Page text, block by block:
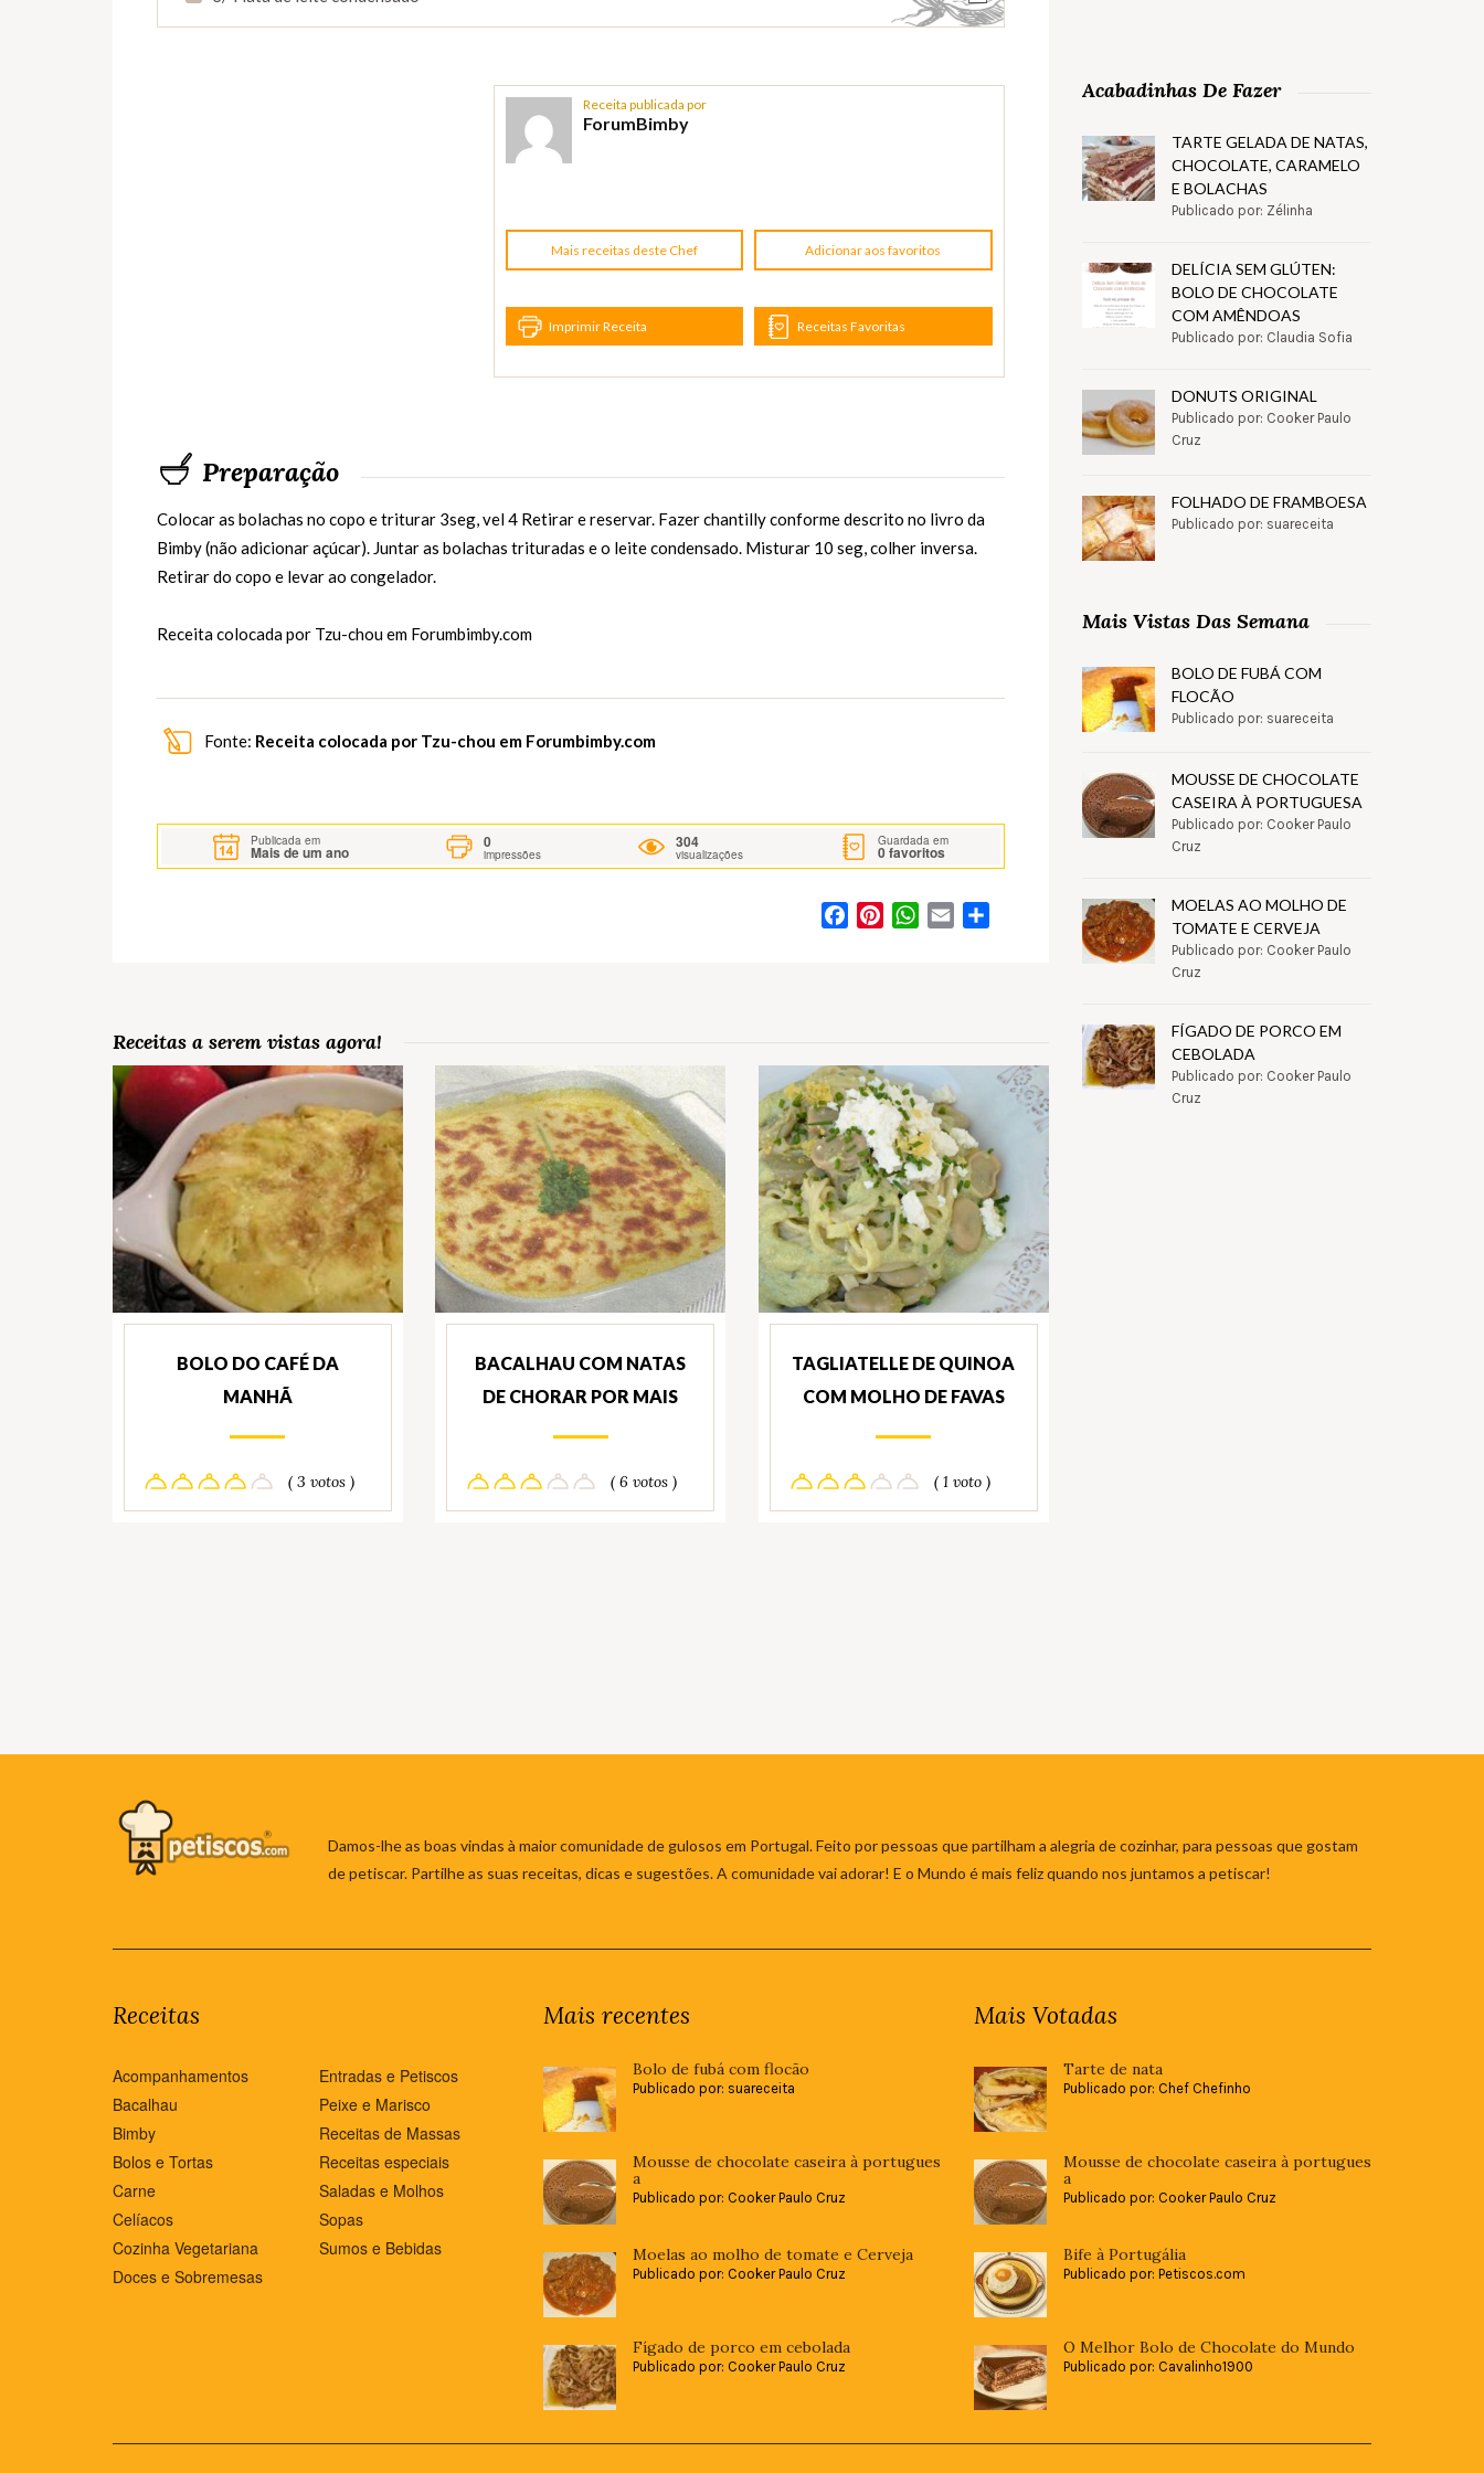
Receita publicada por
ForumBimby
Mais receitas deste Chef Adicionar aos favoritos
Imprimir Receita Receitas Favoritas
Preparação
Colocar as bolachas no copo e triturar 3seg, vel 4 Retirar e reservar. Fazer chantilly conforme descrito no livro da
Bimby (não adicionar açúcar). Juntar as bolachas trituradas e o leite condensado. Misturar 10 seg, colher inversa.
Retirar do copo e levar ao congelador.
Receita colocada por Tzu-chou em Forumbimby.com
Fonte: Receita colocada por Tzu-chou em Forumbimby.com
Publicada em
Mais de um ano
0
impressões
304
visualizações
Guardada em
0favoritos
FacebookPinterestWhatsApp
Email
Receitas a serem vistas agora!
BOLO DO CAFÉ DA
MANHÃ
( 3 votos )
BACALHAU COM NATAS
DE CHORAR POR MAIS
( 6 votos )
TAGLIATELLE DE QUINOA
COM MOLHO DE FAVAS
( 1 voto )
Acabadinhas De Fazer
TARTE GELADA DE NATAS,
CHOCOLATE, CARAMELO
E BOLACHAS
Publicado por: Zélinha
DELÍCIA SEM GLÚTEN:
BOLO DE CHOCOLATE
COM AMÊNDOAS
Publicado por: Claudia Sofia
DONUTS ORIGINAL
Publicado por: Cooker Paulo
Cruz
FOLHADO DE FRAMBOESA
Publicado por: suareceita
Mais Vistas Das Semana
BOLO DE FUBÁ COM
FLOCÃO
Publicado por: suareceita
MOUSSE DE CHOCOLATE
CASEIRA À PORTUGUESA
Publicado por: Cooker Paulo
Cruz
MOELAS AO MOLHO DE
TOMATE E CERVEJA
Publicado por: Cooker Paulo
Cruz
FÍGADO DE PORCO EM
CEBOLADA
Publicado por: Cooker Paulo
Cruz
Damos-lhe as boas vindas à maior comunidade de gulosos em Portugal. Feito por pessoas que partilham a alegria de cozinhar, para pessoas que gostam
de petiscar. Partilhe as suas receitas, dicas e sugestões. A comunidade vai adorar! E o Mundo é mais feliz quando nos juntamos a petiscar!
Receitas
Acompanhamentos
Bacalhau
Bimby
Bolos e Tortas
Carne
Celíacos
Cozinha Vegetariana
Doces e Sobremesas
Entradas e Petiscos
Peixe e Marisco
Receitas de Massas
Receitas especiais
Saladas e Molhos
Sopas
Sumos e Bebidas
Mais recentes
Bolo de fubá com flocão
Publicado por: suareceita
Mousse de chocolate caseira à portugues
a
Publicado por: Cooker Paulo Cruz
Moelas ao molho de tomate e Cerveja
Publicado por: Cooker Paulo Cruz
Fígado de porco em cebolada
Publicado por: Cooker Paulo Cruz
Mais Votadas
Tarte de nata
Publicado por: Chef Chefinho
Mousse de chocolate caseira à portugues
a
Publicado por: Cooker Paulo Cruz
Bife à Portugália
Publicado por: Petiscos.com
O Melhor Bolo de Chocolate do Mundo
Publicado por: Cavalinho1900